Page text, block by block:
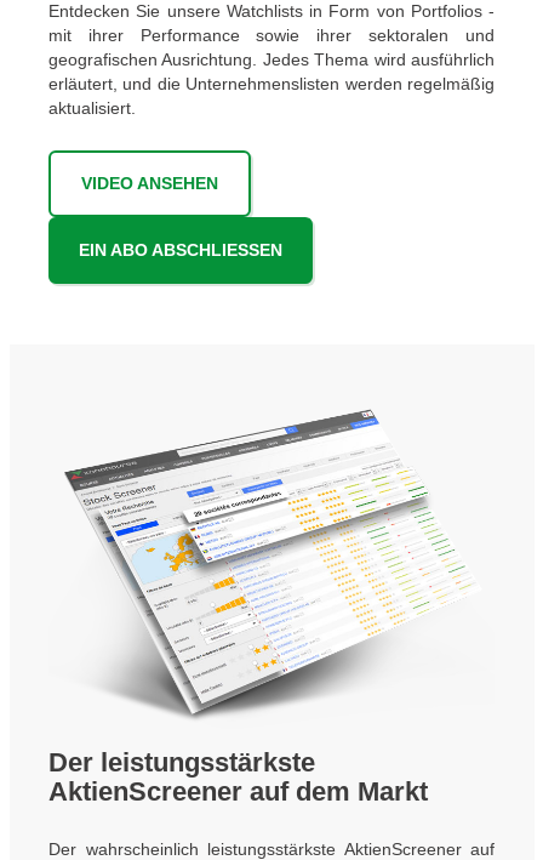
Entdecken Sie unsere Watchlists in Form von Portfolios -
mit ihrer Performance sowie ihrer sektoralen und
geografischen Ausrichtung. Jedes Thema wird ausführlich
erläutert, und die Unternehmenslisten werden regelmäßig
aktualisiert.
VIDEO ANSEHEN
EIN ABO ABSCHLIESSEN
Der leistungsstärkste
AktienScreener auf dem Markt
Der wahrscheinlich leistungsstärkste AktienScreener auf